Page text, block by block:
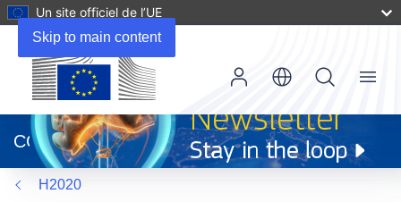
Skip to main content
Un site officiel de l’UE
dans
une
nouvelle
fenêtre)
CORDIS
Menu
H2020